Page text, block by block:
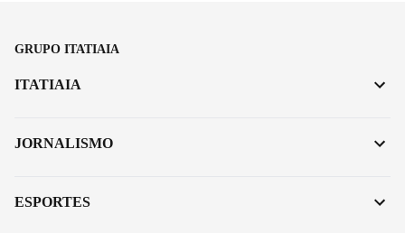
GRUPO ITATIAIA
ITATIAIA
JORNALISMO
ESPORTES